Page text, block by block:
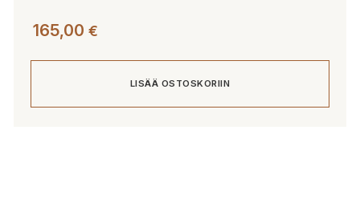
165,00 €
LISÄÄ OSTOSKORIIN